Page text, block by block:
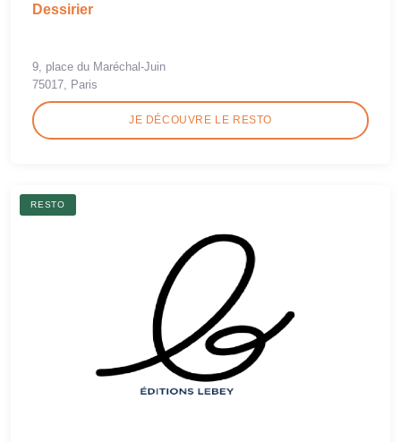
Dessirier
9, place du Maréchal-Juin
75017, Paris
JE DÉCOUVRE LE RESTO
RESTO